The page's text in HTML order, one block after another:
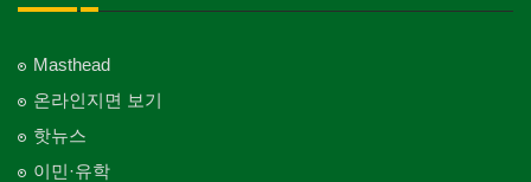
Masthead
온라인지면 보기
핫뉴스
이민·유학